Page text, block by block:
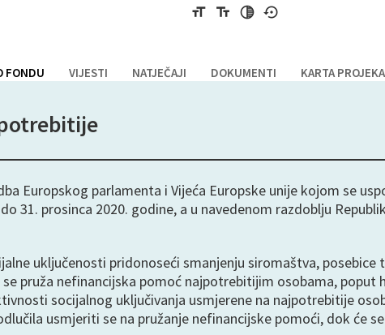
format_size text_fields tonality settings_backup_restore
FONDU VIJESTI NATJEČAJI DOKUMENTI KARTA
Europskog parlamenta i Vijeća Europske unije kojom se
31. prosinca 2020. godine, a u navedenom razdoblju
uključenosti pridonoseći smanjenju siromaštva,
pruža nefinancijska pomoć najpotrebitijim osobama,
socijalnog uključivanja usmjerene na najpotrebitije
usmjeriti se na pružanje nefinancijske pomoći, dok će